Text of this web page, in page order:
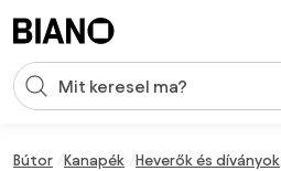
Keresési bevitel
Bútor Kanapék Heverők és díványok